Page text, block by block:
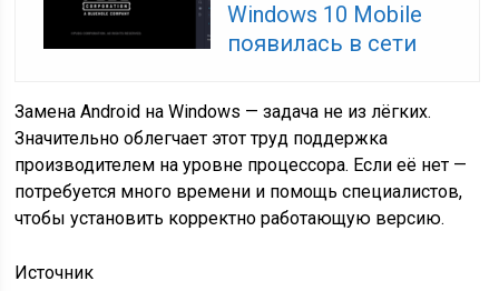
Windows 10 Mobile
появилась в сети
Замена Android на Windows — задача не из лёгких.
Значительно облегчает этот труд поддержка
производителем на уровне процессора. Если её нет —
потребуется много времени и помощь специалистов,
чтобы установить корректно работающую версию.
Источник